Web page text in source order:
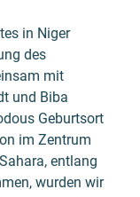
in Niger
des
mit
und Biba
Geburtsort
im Zentrum
entlang
wurden wir